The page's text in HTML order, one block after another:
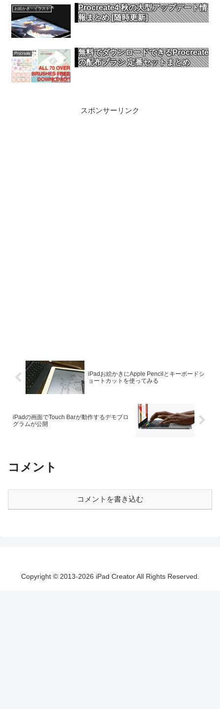
お絵かき・イラスト
Procreate4 秋の大型アップデート情
報まとめ [随時更新]
Procreate
無料でダウンロードできるProcreate
の配布ブラシ 定番セットまとめ
スポンサーリンク
iPadお絵かきにApple Pencilとキーボードシ
ョートカットを使ってみる
iPadの画面でTouch Barが動作するデモプロ
グラムが公開
コメント
コメントを書き込む
Copyright © 2013-2026 iPad Creator All Rights Reserved.